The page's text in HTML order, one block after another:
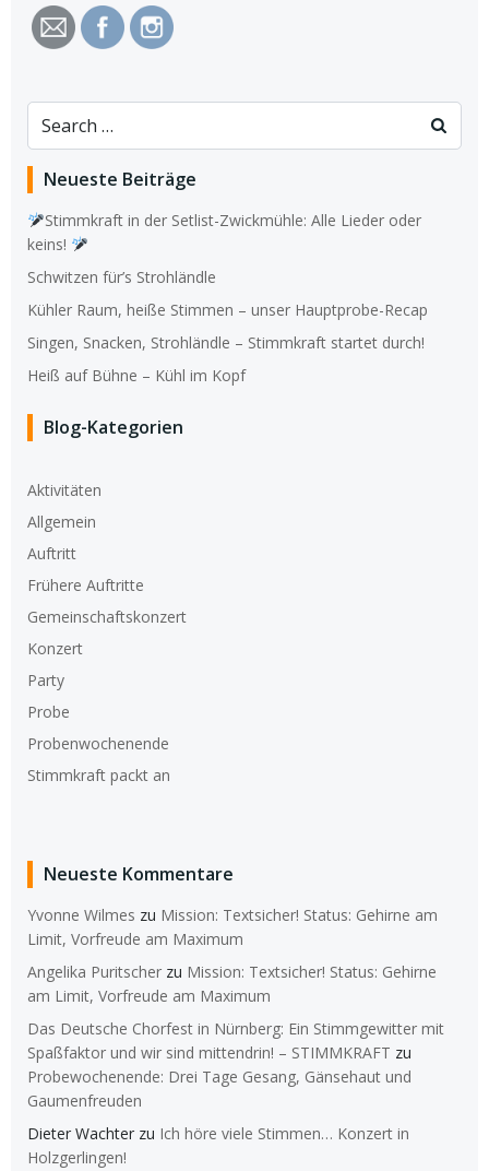
Search
for:
Neueste Beiträge
Stimmkraft in der Setlist-Zwickmühle: Alle Lieder oder
keins!
Schwitzen für’s Strohländle
Kühler Raum, heiße Stimmen – unser Hauptprobe-Recap
Singen, Snacken, Strohländle – Stimmkraft startet durch!
Heiß auf Bühne – Kühl im Kopf
Blog-Kategorien
Aktivitäten
Allgemein
Auftritt
Frühere Auftritte
Gemeinschaftskonzert
Konzert
Party
Probe
Probenwochenende
Stimmkraft packt an
Neueste Kommentare
Yvonne Wilmes zu Mission: Textsicher! Status: Gehirne am
Limit, Vorfreude am Maximum
Angelika Puritscher zu Mission: Textsicher! Status: Gehirne
am Limit, Vorfreude am Maximum
Das Deutsche Chorfest in Nürnberg: Ein Stimmgewitter mit
Spaßfaktor und wir sind mittendrin! – STIMMKRAFT zu
Probewochenende: Drei Tage Gesang, Gänsehaut und
Gaumenfreuden
Dieter Wachter zu Ich höre viele Stimmen… Konzert in
Holzgerlingen!